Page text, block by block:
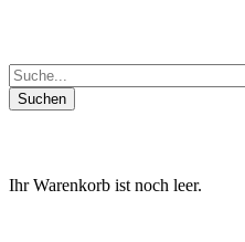
Ihr Warenkorb ist noch leer.